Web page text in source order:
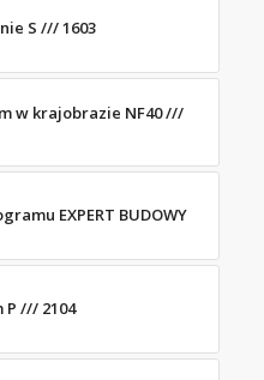
S /// 1603
w krajobrazie NF40 ///
EXPERT BUDOWY
P /// 2104